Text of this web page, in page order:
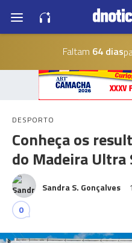
Faltam 64 dias
DESPORTO
Conheça os
do Madeira Ultra
Sandra S. Gonçalves
0